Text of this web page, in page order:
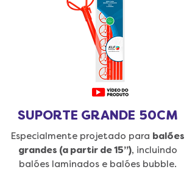
SUPORTE GRANDE 50CM
Especialmente projetado para balões
grandes (a partir de 15”), incluindo
balões laminados e balões bubble.